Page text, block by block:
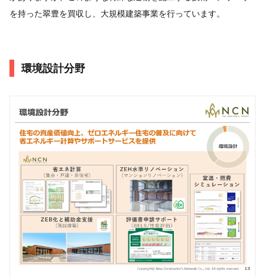
を持った翠豊を買収し、大規模建築事業を行っています。
環境設計分野